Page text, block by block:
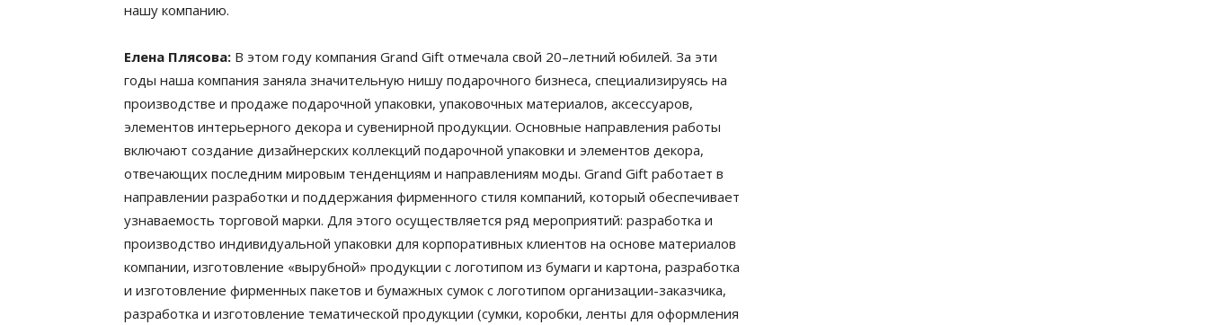
нашу компанию.
Елена Плясова: В этом году компания Grand Gift отмечала свой 20–летний юбилей. За эти
годы наша компания заняла значительную нишу подарочного бизнеса, специализируясь на
производстве и продаже подарочной упаковки, упаковочных материалов, аксессуаров,
элементов интерьерного декора и сувенирной продукции. Основные направления работы
включают создание дизайнерских коллекций подарочной упаковки и элементов декора,
отвечающих последним мировым тенденциям и направлениям моды. Grand Gift работает в
направлении разработки и поддержания фирменного стиля компаний, который обеспечивает
узнаваемость торговой марки. Для этого осуществляется ряд мероприятий: разработка и
производство индивидуальной упаковки для корпоративных клиентов на основе материалов
компании, изготовление «вырубной» продукции с логотипом из бумаги и картона, разработка
и изготовление фирменных пакетов и бумажных сумок с логотипом организации-заказчика,
разработка и изготовление тематической продукции (сумки, коробки, ленты для оформления